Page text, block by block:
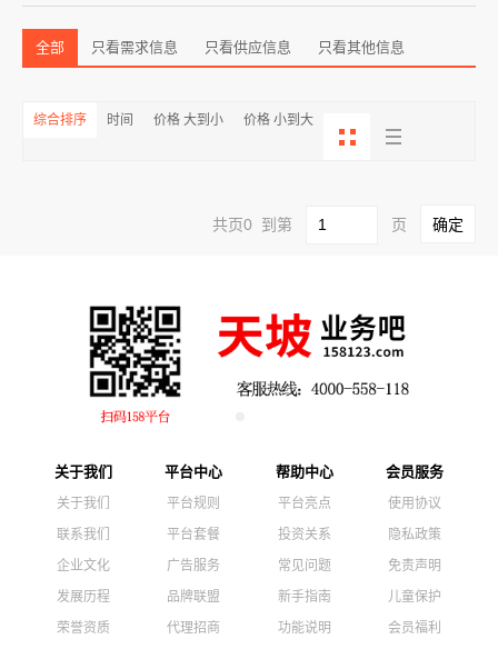
全部 只看需求信息 只看供应信息 只看其他信息
综合排序 时间 价格 大到小 价格 小到大
共页0 到第 页
关于我们
关于我们
联系我们
企业文化
发展历程
荣誉资质
平台中心
平台规则
平台套餐
广告服务
品牌联盟
代理招商
帮助中心
平台亮点
投资关系
常见问题
新手指南
功能说明
会员服务
使用协议
隐私政策
免责声明
儿童保护
会员福利